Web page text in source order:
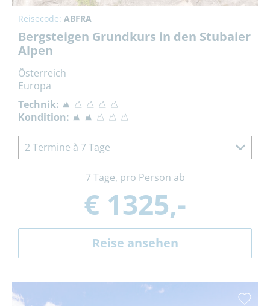
Reisecode: ABFRA
Bergsteigen Grundkurs in den Stubaier
Alpen
Österreich
Europa
Technik:
Kondition:
2 Termine à 7 Tage
7 Tage, pro Person ab
€ 1325,-
Reise ansehen